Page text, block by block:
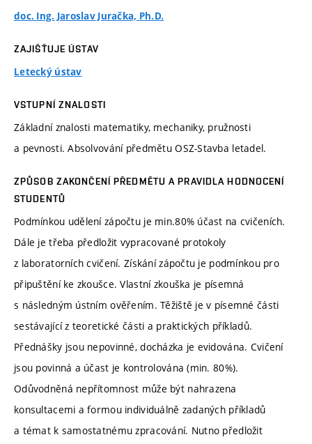
doc. Ing. Jaroslav Juračka, Ph.D.
ZAJIŠŤUJE ÚSTAV
Letecký ústav
VSTUPNÍ ZNALOSTI
Základní znalosti matematiky, mechaniky, pružnosti
a pevnosti. Absolvování předmětu OSZ-Stavba letadel.
ZPŮSOB ZAKONČENÍ PŘEDMĚTU A PRAVIDLA HODNOCENÍ
STUDENTŮ
Podmínkou udělení zápočtu je min.80% účast na cvičeních.
Dále je třeba předložit vypracované protokoly
z laboratorních cvičení. Získání zápočtu je podmínkou pro
připuštění ke zkoušce. Vlastní zkouška je písemná
s následným ústním ověřením. Těžiště je v písemné části
sestávající z teoretické části a praktických příkladů.
Přednášky jsou nepovinné, docházka je evidována. Cvičení
jsou povinná a účast je kontrolována (min. 80%).
Odůvodněná nepřítomnost může být nahrazena
konsultacemi a formou individuálně zadaných příkladů
a témat k samostatnému zpracování. Nutno předložit